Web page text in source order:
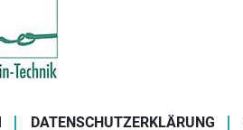
DATENSCHUTZERKLÄRUNG